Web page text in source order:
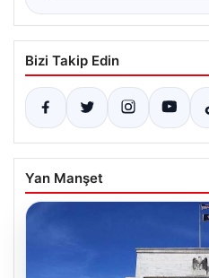
Bizi Takip Edin
Yan Manşet